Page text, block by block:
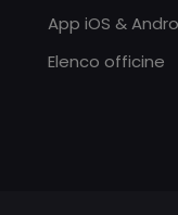
App iOS &
Elenco officine